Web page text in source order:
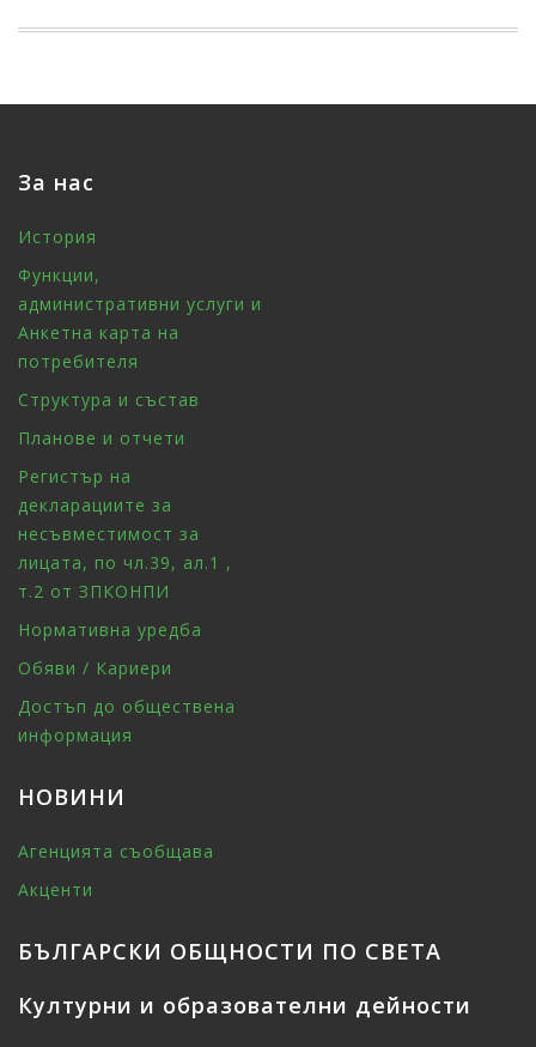
За нас
История
Функции,
административни услуги и
Анкетна карта на
потребителя
Структура и състав
Планове и отчети
Регистър на
декларациите за
несъвместимост за
лицата, по чл.39, ал.1 ,
т.2 от ЗПКОНПИ
Нормативна уредба
Обяви / Кариери
Достъп до обществена
информация
НОВИНИ
Агенцията съобщава
Акценти
БЪЛГАРСКИ ОБЩНОСТИ ПО СВЕТА
Културни и образователни дейности